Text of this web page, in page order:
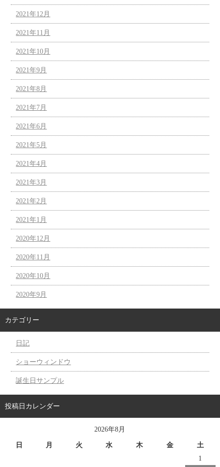
2021年12月
2021年11月
2021年10月
2021年9月
2021年8月
2021年7月
2021年6月
2021年5月
2021年4月
2021年3月
2021年2月
2021年1月
2020年12月
2020年11月
2020年10月
2020年9月
カテゴリー
日記
ショーウィンドウ
誕生日サンプル
投稿日カレンダー
2026年8月
日 月 火 水 木 金
土
1